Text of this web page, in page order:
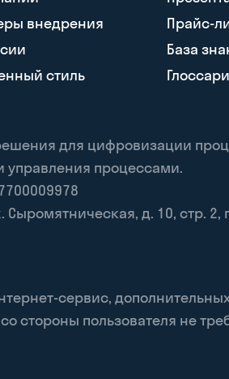
внедрения
стиль
Прайс-
База
для цифровизации
управления процессами.
Сыромятническая, д. 10, стр. 2,
сервис,
стороны пользователя не